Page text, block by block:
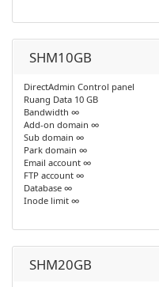
SHM10GB
DirectAdmin Control panel
Ruang Data 10 GB
Bandwidth ∞
Add-on domain ∞
Sub domain ∞
Park domain ∞
Email account ∞
FTP account ∞
Database ∞
Inode limit ∞
SHM20GB